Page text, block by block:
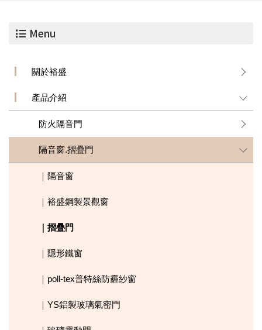
Menu
關於裕盛
產品介紹
防火隔音門
隔音窗.摺疊門
｜隔音窗
｜裕盛鋼製景觀窗
｜摺疊門
｜隱形鐵窗
｜poll-tex普特絲防霾紗窗
｜YS鋁製玻璃氣密門